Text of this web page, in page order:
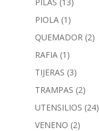
PIOLA (1)
QUEMADOR (2)
RAFIA (1)
TIJERAS (3)
TRAMPAS (2)
UTENSILIOS (24)
VENENO (2)